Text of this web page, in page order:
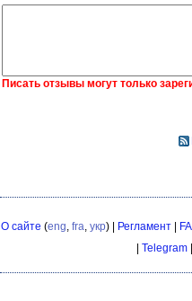
Писать отзывы могут только
О сайте (eng fra укр) | Регламент|
| Telegram |